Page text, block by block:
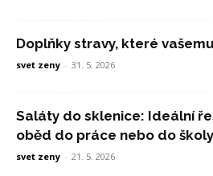
Doplňky stravy, které
svet zeny - 31. 5. 2026
Saláty do sklenice: Ideální
oběd do práce nebo do školy
svet zeny - 21. 5. 2026